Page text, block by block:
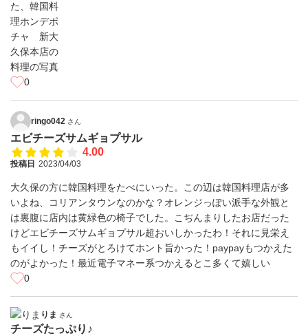
0
ringo042 さん
エビチーズサムギョプサル
4.00
投稿日 2023/04/03
大久保の方に韓国料理をたべにいった。この辺は韓国料理店が多
いよね、コリアンタウンなのかな？オレンジっぽい派手な外観と
は裏腹に店内は黄緑色の椅子でした。こぢんまりしたお店だった
けどエビチーズサムギョプサル超おいしかったわ！それに見栄え
もイイし！チーズがとろけてホント旨かった！paypayもつかえた
のがよかった！最近電子マネー系つかえるとこ多くて嬉しい
0
りま さん
チーズたっぷり♪